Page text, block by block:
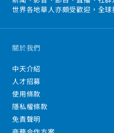
世界各地華人亦頗受歡迎，全球
關於我們
中天介紹
人才招募
使用條款
隱私權條款
免責聲明